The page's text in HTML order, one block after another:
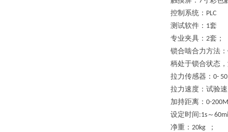
控制系统： PLC
测试软件： 1套
专业夹具： 2套；
锁合啮合力方法
柄处于锁合状态
拉力传感器： 0- 50
拉力速度： 试验
加持距离： 0-
设定时间 :1s ～
净重： 20kg
；